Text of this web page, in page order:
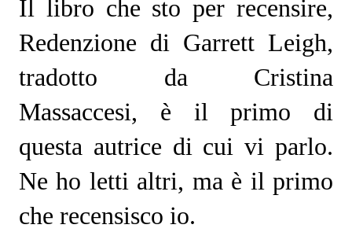
Redenzione di Garrett Leigh,
tradotto da Cristina
Massaccesi, è il primo di
questa autrice di cui vi parlo.
Ne ho letti altri, ma è il primo
che recensisco io.